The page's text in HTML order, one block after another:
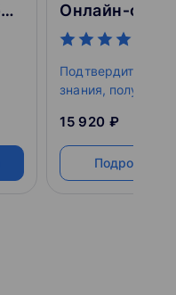
Быстрая релокация команды/бизнеса: доступные страны
Подтвердите
знания, получите
15 920 ₽
Подробнее